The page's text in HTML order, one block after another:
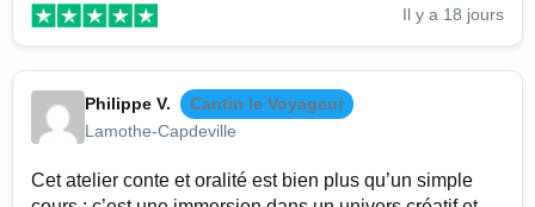
Il y a 18 jours
Philippe V.
Cantin le Voyageur
Lamothe-Capdeville
Cet atelier conte et oralité est bien plus qu’un simple